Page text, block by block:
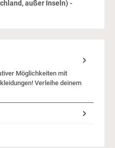
außer Inseln) -
Möglichkeiten mit
Verleihe deinem